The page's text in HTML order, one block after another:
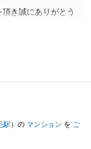
き誠にありがとう
出来なかったこと
た。
後より多くのお客
りあるものになり
。
点やご質問等ござ
駅）の マンション を ご